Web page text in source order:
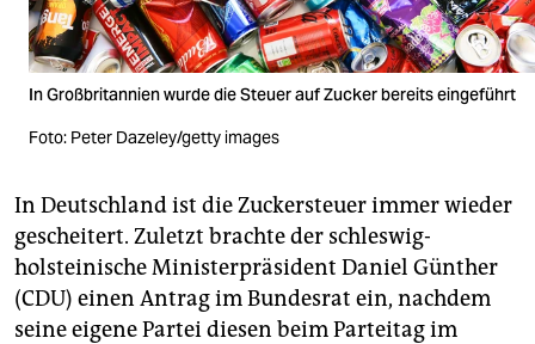
In Großbritannien wurde die Steuer auf Zucker bereits eingeführt
Foto: Peter Dazeley/getty images
In Deutschland ist die Zuckersteuer immer wieder
gescheitert. Zuletzt brachte der schleswig-
holsteinische Ministerpräsident Daniel Günther
(CDU) einen Antrag im Bundesrat ein, nachdem
seine eigene Partei diesen beim Parteitag im